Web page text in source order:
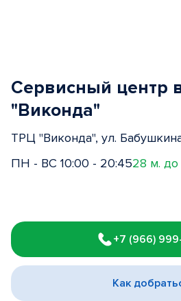
Сервисный центр
"Виконда"
ТРЦ "Виконда", ул.
ПН - ВС 10:00 - 20:4528 м.
1
of
3
+7 (966)
Как